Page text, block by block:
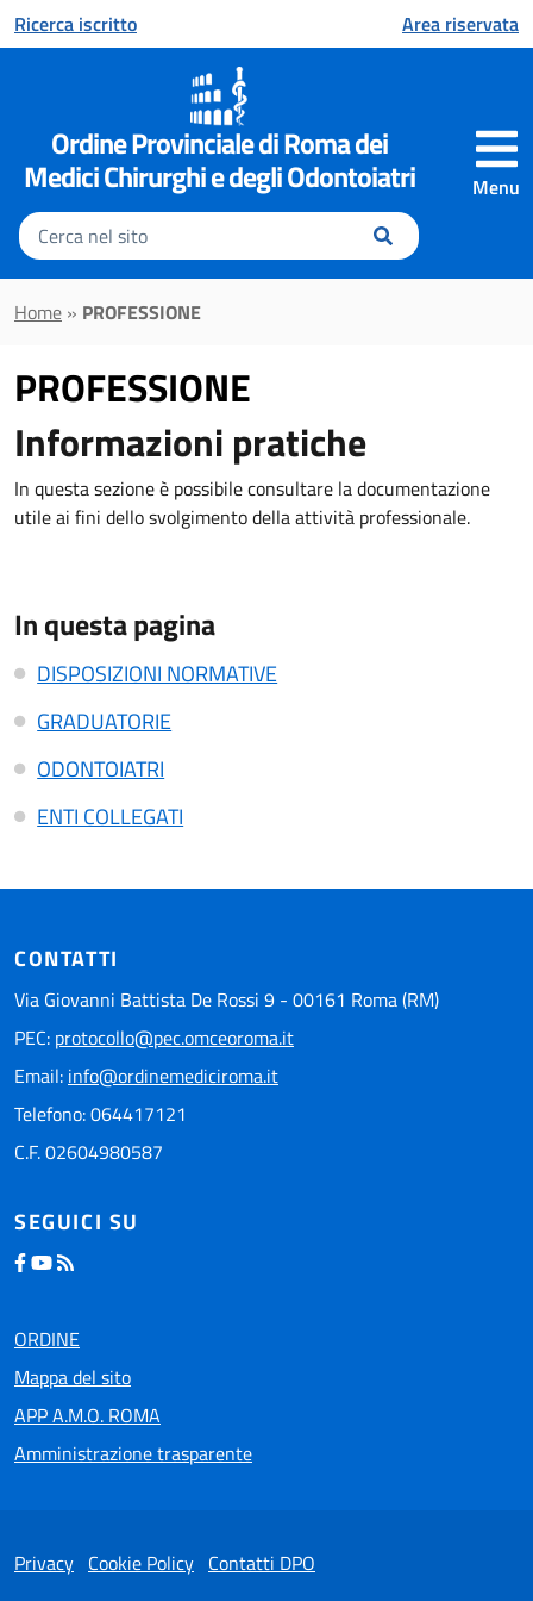
al contenuto principale
Ricerca iscritto Area riservata
Menu
Ordine Provinciale di Roma dei
Medici Chirurghi e degli Odontoiatri
Inserisci
il
testo
da
Home » PROFESSIONE
PROFESSIONE
Informazioni pratiche
In questa sezione è possibile consultare la documentazione
utile ai fini dello svolgimento della attività professionale.
In questa pagina
DISPOSIZIONI NORMATIVE
GRADUATORIE
ODONTOIATRI
ENTI COLLEGATI
CONTATTI
Via Giovanni Battista De Rossi 9 - 00161 Roma (RM)
PEC: protocollo@pec.omceoroma.it
Email: info@ordinemediciroma.it
Telefono: 064417121
C.F. 02604980587
SEGUICI SU
ORDINE
Mappa del sito
APP A.M.O. ROMA
Amministrazione trasparente
Privacy Cookie Policy Contatti DPO